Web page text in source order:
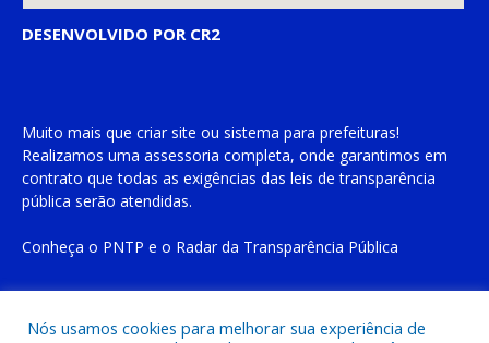
DESENVOLVIDO POR CR2
Muito mais que criar site ou sistema para prefeituras!
Realizamos uma assessoria completa, onde garantimos em
contrato que todas as exigências das leis de transparência
pública serão atendidas.
Conheça o PNTP e o Radar da Transparência Pública
Nós usamos cookies para melhorar sua experiência de